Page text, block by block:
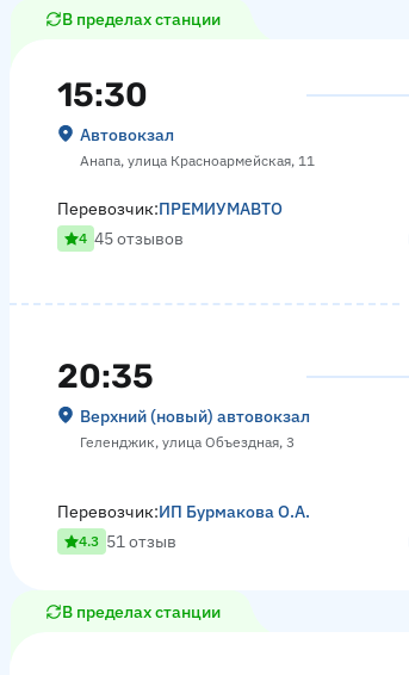
В пределах станции
15:30
Автовокзал
Анапа, улица Красноармейская, 11
Перевозчик:ПРЕМИУМАВТО
4 45 отзывов
20:35
Верхний (новый) автовокзал
Геленджик, улица Объездная, 3
Перевозчик:ИП Бурмакова О.А.
4.3 51 отзыв
В пределах станции